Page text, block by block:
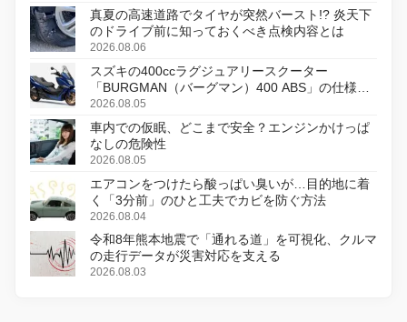
真夏の高速道路でタイヤが突然バースト!? 炎天下
のドライブ前に知っておくべき点検内容とは
2026.08.06
スズキの400ccラグジュアリースクーター
「BURGMAN（バーグマン）400 ABS」の仕様を
変更し、8月18日に発売
2026.08.05
車内での仮眠、どこまで安全？エンジンかけっぱ
なしの危険性
2026.08.05
エアコンをつけたら酸っぱい臭いが…目的地に着
く「3分前」のひと工夫でカビを防ぐ方法
2026.08.04
令和8年熊本地震で「通れる道」を可視化、クルマ
の走行データが災害対応を支える
2026.08.03